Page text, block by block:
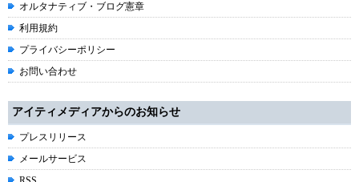
オルタナティブ・ブログ憲章
利用規約
プライバシーポリシー
お問い合わせ
アイティメディアからのお知らせ
プレスリリース
メールサービス